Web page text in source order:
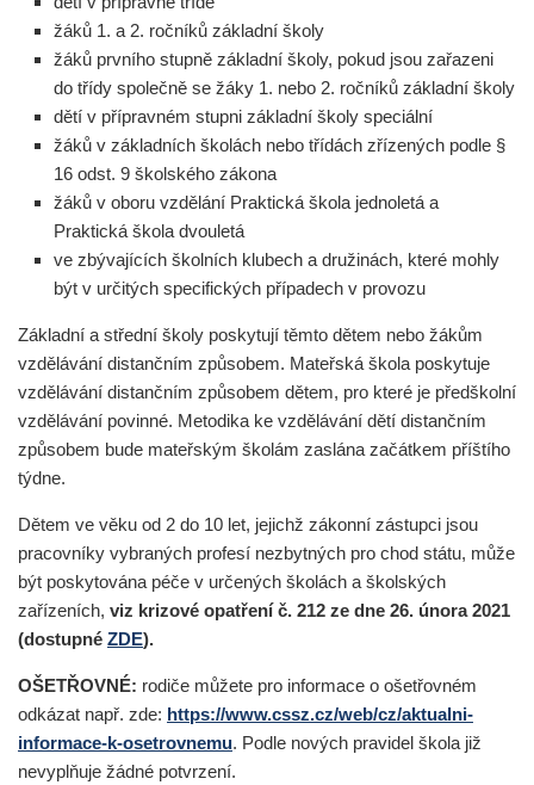
žáků 1. a 2. ročníků základní školy
žáků prvního stupně základní školy, pokud jsou zařazeni
do třídy společně se žáky 1. nebo 2. ročníků základní školy
dětí v přípravném stupni základní školy speciální
žáků v základních školách nebo třídách zřízených podle §
16 odst. 9 školského zákona
žáků v oboru vzdělání Praktická škola jednoletá a
Praktická škola dvouletá
ve zbývajících školních klubech a družinách, které mohly
být v určitých specifických případech v provozu
Základní a střední školy poskytují těmto dětem nebo žákům
vzdělávání distančním způsobem. Mateřská škola poskytuje
vzdělávání distančním způsobem dětem, pro které je předškolní
vzdělávání povinné. Metodika ke vzdělávání dětí distančním
způsobem bude mateřským školám zaslána začátkem příštího
týdne.
Dětem ve věku od 2 do 10 let, jejichž zákonní zástupci jsou
pracovníky vybraných profesí nezbytných pro chod státu, může
být poskytována péče v určených školách a školských
zařízeních, viz krizové opatření č. 212 ze dne 26. února 2021
(dostupné ZDE).
OŠETŘOVNÉ: rodiče můžete pro informace o ošetřovném
odkázat např. zde: https://www.cssz.cz/web/cz/aktualni-
informace-k-osetrovnemu. Podle nových pravidel škola již
nevyplňuje žádné potvrzení.